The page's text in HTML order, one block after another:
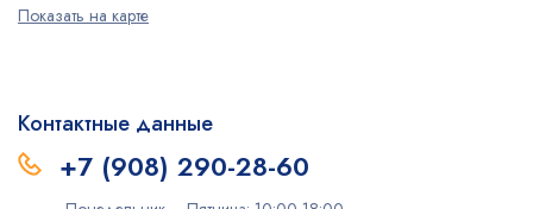
Показать на карте
Контактные данные
+7 (908) 290-28-60